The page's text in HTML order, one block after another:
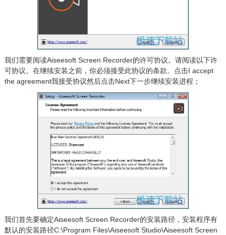
我们需要阅读Aiseesoft Screen Recorder的许可协议。请阅读以下许
可协议。在继续安装之前，你必须接受此协议的条款。点击I accept
the agreement我接受协议然后点击Next下一步继续安装进程；
我们首先要确定Aiseesoft Screen Recorder的安装路径，安装程序有
默认的安装路径C:\Program Files\Aiseesoft Studio\Aiseesoft Screen